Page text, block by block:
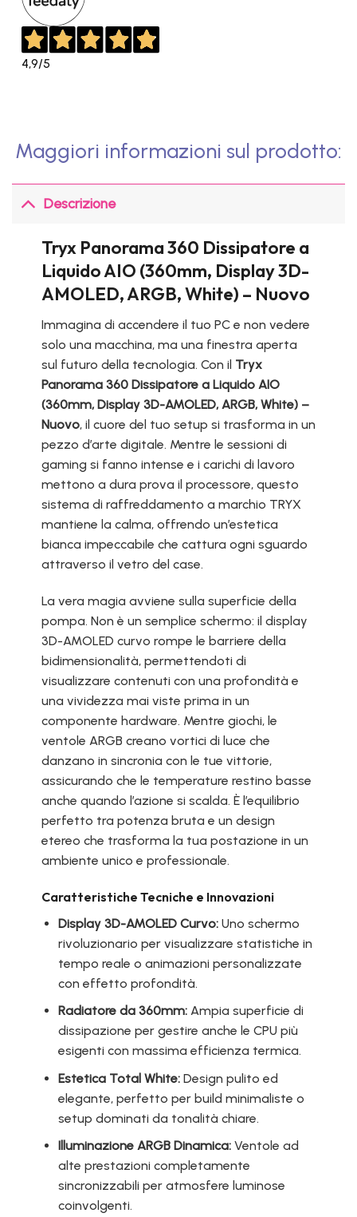
4,9/5
Maggiori informazioni sul prodotto:
Descrizione
Tryx Panorama 360 Dissipatore a
Liquido AIO (360mm, Display 3D-
AMOLED, ARGB, White) – Nuovo
Immagina di accendere il tuo PC e non vedere
solo una macchina, ma una finestra aperta
sul futuro della tecnologia. Con il Tryx
Panorama 360 Dissipatore a Liquido AIO
(360mm, Display 3D-AMOLED, ARGB, White) –
Nuovo, il cuore del tuo setup si trasforma in un
pezzo d’arte digitale. Mentre le sessioni di
gaming si fanno intense e i carichi di lavoro
mettono a dura prova il processore, questo
sistema di raffreddamento a marchio TRYX
mantiene la calma, offrendo un’estetica
bianca impeccabile che cattura ogni sguardo
attraverso il vetro del case.
La vera magia avviene sulla superficie della
pompa. Non è un semplice schermo: il display
3D-AMOLED curvo rompe le barriere della
bidimensionalità, permettendoti di
visualizzare contenuti con una profondità e
una vividezza mai viste prima in un
componente hardware. Mentre giochi, le
ventole ARGB creano vortici di luce che
danzano in sincronia con le tue vittorie,
assicurando che le temperature restino basse
anche quando l’azione si scalda. È l’equilibrio
perfetto tra potenza bruta e un design
etereo che trasforma la tua postazione in un
ambiente unico e professionale.
Caratteristiche Tecniche e Innovazioni
Display 3D-AMOLED Curvo:Uno schermo
rivoluzionario per visualizzare statistiche in
tempo reale o animazioni personalizzate
con effetto profondità.
Radiatore da 360mm:Ampia superficie di
dissipazione per gestire anche le CPU più
esigenti con massima efficienza termica.
Estetica Total White:Design pulito ed
elegante, perfetto per build minimaliste o
setup dominati da tonalità chiare.
Illuminazione ARGB Dinamica:Ventole ad
alte prestazioni completamente
sincronizzabili per atmosfere luminose
coinvolgenti.